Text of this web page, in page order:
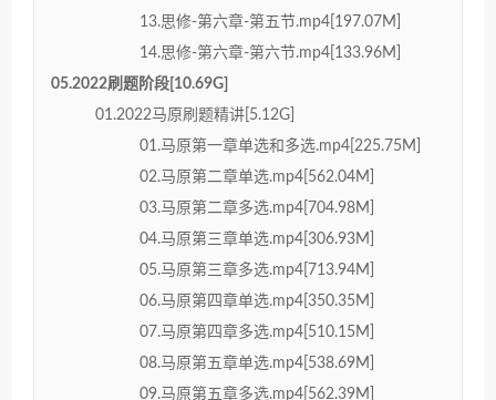
13.思修-第六章-第五节.mp4[197.07M]
14.思修-第六章-第六节.mp4[133.96M]
05.2022刷题阶段[10.69G]
01.2022马原刷题精讲[5.12G]
01.马原第一章单选和多选.mp4[225.75M]
02.马原第二章单选.mp4[562.04M]
03.马原第二章多选.mp4[704.98M]
04.马原第三章单选.mp4[306.93M]
05.马原第三章多选.mp4[713.94M]
06.马原第四章单选.mp4[350.35M]
07.马原第四章多选.mp4[510.15M]
08.马原第五章单选.mp4[538.69M]
09.马原第五章多选.mp4[562.39M]